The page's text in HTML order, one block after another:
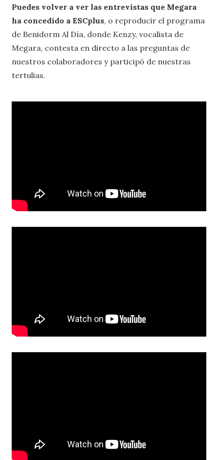
Puedes volver a ver las entrevistas que Megara
ha concedido a ESCplus, o reproducir el programa
de Benidorm Al Día, donde Kenzy, vocalista de
Megara, contesta en directo a las preguntas de
nuestros colaboradores y participó de nuestras
tertulias.